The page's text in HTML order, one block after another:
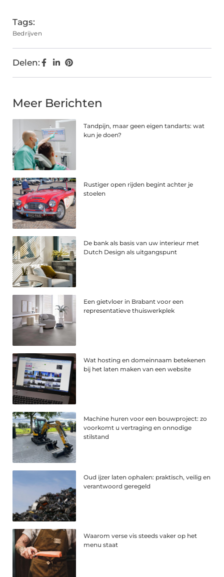
Tags:
Bedrijven
Delen:
Meer Berichten
Tandpijn, maar geen eigen tandarts: wat
kun je doen?
Rustiger open rijden begint achter je
stoelen
De bank als basis van uw interieur met
Dutch Design als uitgangspunt
Een gietvloer in Brabant voor een
representatieve thuiswerkplek
Wat hosting en domeinnaam betekenen
bij het laten maken van een website
Machine huren voor een bouwproject: zo
voorkomt u vertraging en onnodige
stilstand
Oud ijzer laten ophalen: praktisch, veilig en
verantwoord geregeld
Waarom verse vis steeds vaker op het
menu staat